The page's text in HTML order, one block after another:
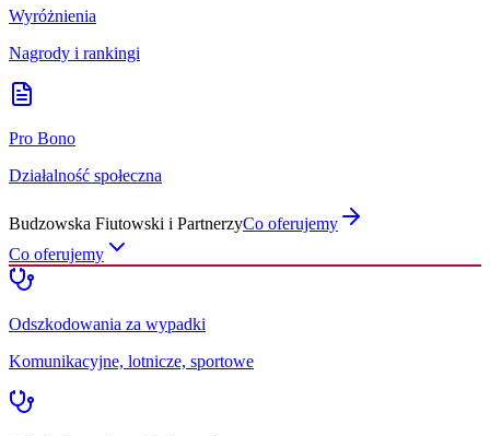
Wyróżnienia
Nagrody i rankingi
Pro Bono
Działalność społeczna
Budzowska Fiutowski i PartnerzyCo oferujemy
Co oferujemy
Odszkodowania za wypadki
Komunikacyjne, lotnicze, sportowe